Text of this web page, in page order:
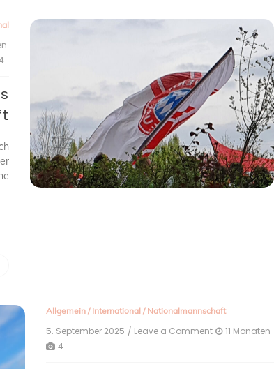
Allgemein / International / Nationalmannschaft
5. September 2025 / Leave a Comment on 11 Monaten
4